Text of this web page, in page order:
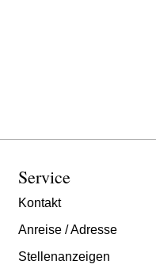
Service
Kontakt
Anreise / Adresse
Stellenanzeigen